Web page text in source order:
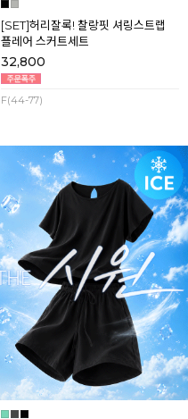
[SET]허리잘록! 찰랑핏 셔링스트랩
플레어 스커트세트
32,800
F(44-77)